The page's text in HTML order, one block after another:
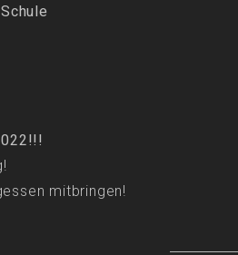
mitbringen!